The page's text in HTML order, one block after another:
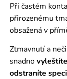
Při častém
přirozenému
obsažená v
Ztmavnutí a
snadno
odstraníte